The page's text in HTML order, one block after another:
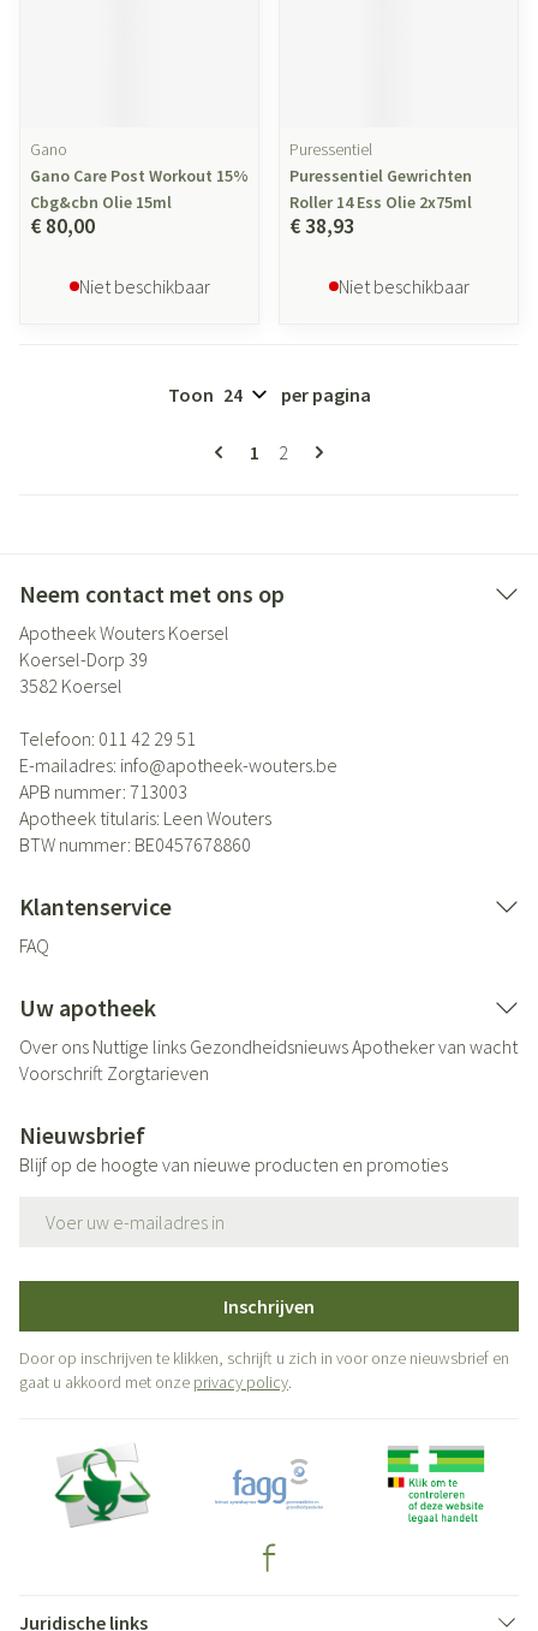
Gano
Gano Care Post Workout 15%
Cbg&cbn Olie 15ml
€ 80,00
Niet beschikbaar
Puressentiel
Puressentiel Gewrichten
Roller 14 Ess Olie 2x75ml
€ 38,93
Niet beschikbaar
Pagina's
U lees momenteel pagina
1 Pagina
2
Toon per pagina
Neem contact met ons op
Apotheek Wouters Koersel
Koersel-Dorp 39
3582 Koersel
Telefoon: 011 42 29 51
E-mailadres: info@apotheek-wouters.be
APB nummer: 713003
Apotheek titularis: Leen Wouters
BTW nummer: BE0457678860
Klantenservice
FAQ
Uw apotheek
Over ons Nuttige links GezondheidsnieuwsApotheker van wacht
Voorschrift Zorgtarieven
Nieuwsbrief
Blijf op de hoogte van nieuwe producten en promoties
Inschrijven
Door op inschrijven te klikken, schrijft u zich in voor onze nieuwsbrief en
gaat u akkoord met onze privacy policy.
Juridische links